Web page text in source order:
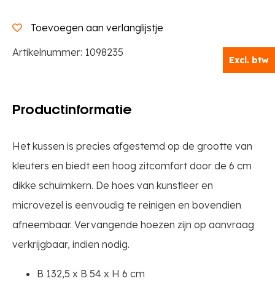
Excl. btw
Toevoegen aan verlanglijstje
Artikelnummer: 1098235
Productinformatie
Het kussen is precies afgestemd op de grootte van
kleuters en biedt een hoog zitcomfort door de 6 cm
dikke schuimkern. De hoes van kunstleer en
microvezel is eenvoudig te reinigen en bovendien
afneembaar. Vervangende hoezen zijn op aanvraag
verkrijgbaar, indien nodig.
B 132,5 x B 54 x H 6 cm